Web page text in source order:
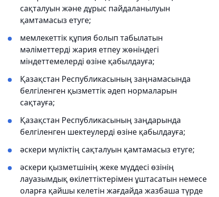
сақталуын және дұрыс пайдаланылуын
қамтамасыз етуге;
мемлекеттік құпия болып табылатын
мәліметтерді жария етпеу жөніндегі
міндеттемелерді өзіне қабылдауға;
Қазақстан Республикасының заңнамасында
белгіленген қызметтік әдеп нормаларын
сақтауға;
Қазақстан Республикасының заңдарында
белгіленген шектеулерді өзіне қабылдауға;
әскери мүліктің сақталуын қамтамасыз етуге;
әскери қызметшінің жеке мүддесі өзінің
лауазымдық өкілеттіктерімен ұштасатын немесе
оларға қайшы келетін жағдайда жазбаша түрде